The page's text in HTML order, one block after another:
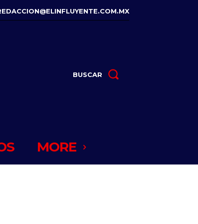
BUSCAR
MORE